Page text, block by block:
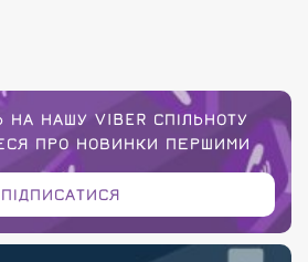
НА НАШУ VIBER СПІЛЬНОТУ
ПРО НОВИНКИ ПЕРШИМИ
ПІДПИСАТИСЯ